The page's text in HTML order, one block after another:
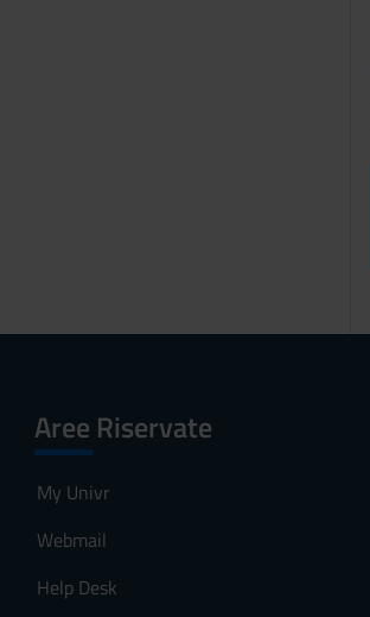
Aree Riservate
My Univr
Webmail
Help Desk